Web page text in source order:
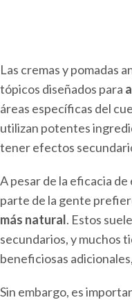
Las cremas y pomadas
tópicos diseñados para
áreas específicas del
utilizan potentes
tener efectos
A pesar de la eficacia
parte de la gente
más natural. Estos
secundarios, y muchos
beneficiosas
Sin embargo, es